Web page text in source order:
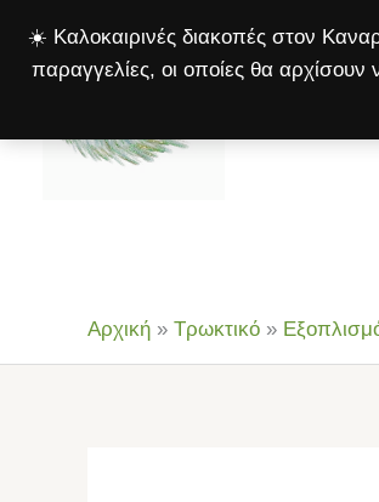
☀️ Καλοκαιρινές διακοπές στον
παραγγελίες, οι οποίες θα
περιεχόμενο
Αρχική » Τρωκτικό »